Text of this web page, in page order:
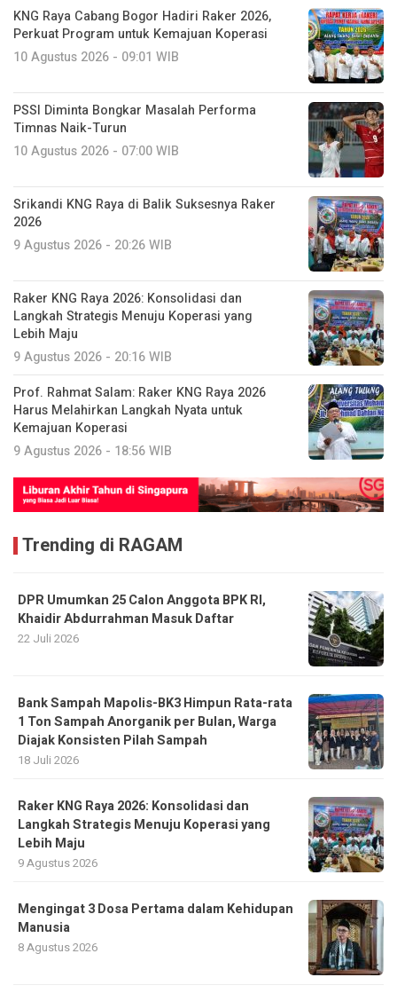
KNG Raya Cabang Bogor Hadiri Raker 2026,
Perkuat Program untuk Kemajuan Koperasi
10 Agustus 2026 - 09:01 WIB
PSSI Diminta Bongkar Masalah Performa
Timnas Naik-Turun
10 Agustus 2026 - 07:00 WIB
Srikandi KNG Raya di Balik Suksesnya Raker
2026
9 Agustus 2026 - 20:26 WIB
Raker KNG Raya 2026: Konsolidasi dan
Langkah Strategis Menuju Koperasi yang
Lebih Maju
9 Agustus 2026 - 20:16 WIB
Prof. Rahmat Salam: Raker KNG Raya 2026
Harus Melahirkan Langkah Nyata untuk
Kemajuan Koperasi
9 Agustus 2026 - 18:56 WIB
Trending di RAGAM
DPR Umumkan 25 Calon Anggota BPK RI,
Khaidir Abdurrahman Masuk Daftar
22 Juli 2026
Bank Sampah Mapolis-BK3 Himpun Rata-rata
1 Ton Sampah Anorganik per Bulan, Warga
Diajak Konsisten Pilah Sampah
18 Juli 2026
Raker KNG Raya 2026: Konsolidasi dan
Langkah Strategis Menuju Koperasi yang
Lebih Maju
9 Agustus 2026
Mengingat 3 Dosa Pertama dalam Kehidupan
Manusia
8 Agustus 2026